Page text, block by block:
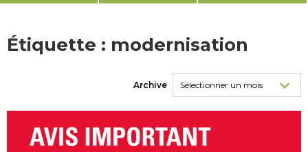
Étiquette : modernisation
Archive